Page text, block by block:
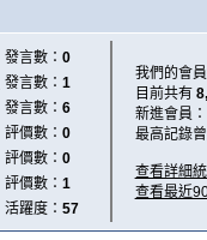
發言數： 0
發言數： 1
發言數： 6
評價數： 0
評價數： 0
評價數： 1
活躍度： 57
我們的會
目前共有
新進會員：
最高記錄
查看詳細
查看最近